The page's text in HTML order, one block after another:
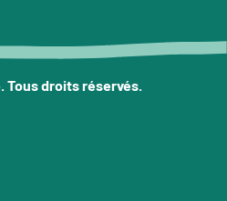
Tous droits réservés.